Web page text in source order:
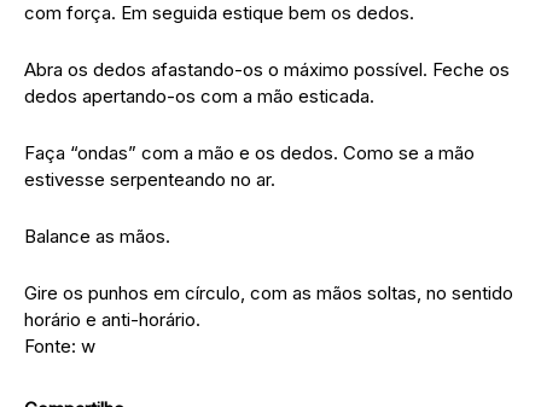
com força. Em seguida estique bem os dedos.
Abra os dedos afastando-os o máximo possível. Feche os
dedos apertando-os com a mão esticada.
Faça “ondas” com a mão e os dedos. Como se a mão
estivesse serpenteando no ar.
Balance as mãos.
Gire os punhos em círculo, com as mãos soltas, no sentido
horário e anti-horário.
Fonte: w